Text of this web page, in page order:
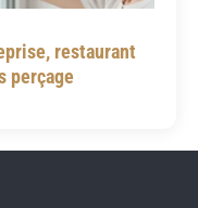
restaurant
perçage